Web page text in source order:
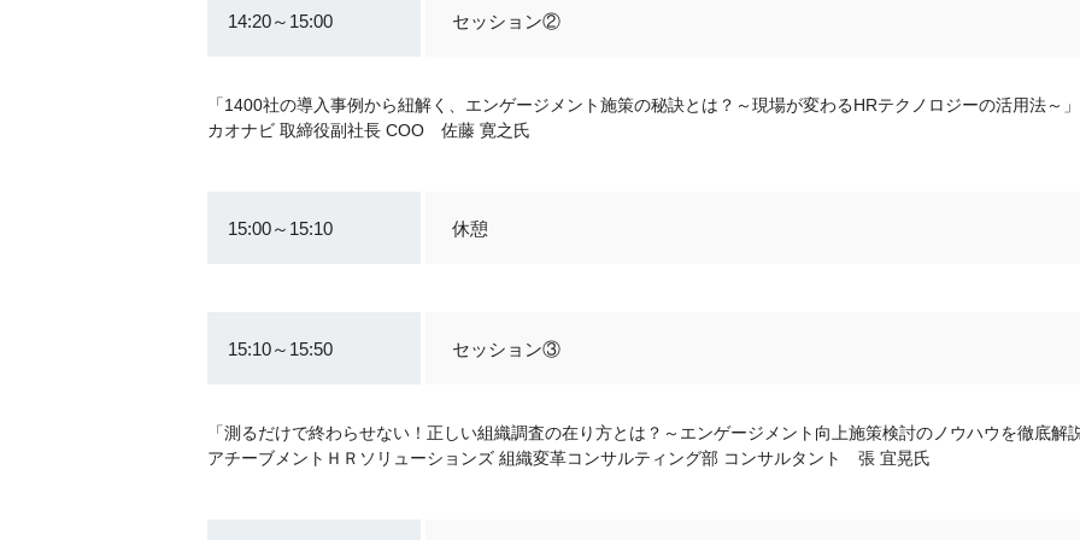
14:20～15:00 セッション②
「1400社の導入事例から紐解く、エンゲージメント施策の秘訣とは？～現場が変わるHRテクノロジーの活用法～」
カオナビ 取締役副社長 COO 佐藤 寛之氏
15:00～15:10 休憩
15:10～15:50 セッション③
「測るだけで終わらせない！正しい組織調査の在り方とは？～エンゲージメント向上施策検討のノウハウを徹底解
アチーブメントＨＲソリューションズ 組織変革コンサルティング部 コンサルタント 張 宜晃氏